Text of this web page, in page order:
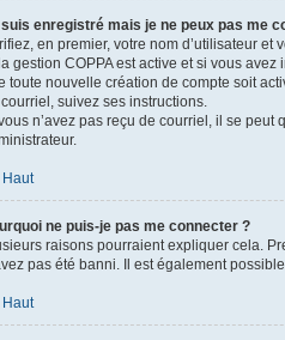
enregistré mais je ne peux pas me
en premier, votre nom d’utilisateur et
gestion COPPA est active et si vous
toute nouvelle création de compte soit
suivez ses instructions.
n’avez pas reçu de courriel, il se
Haut
ne puis-je pas me connecter ?
raisons pourraient expliquer cela.
pas été banni. Il est également
Haut